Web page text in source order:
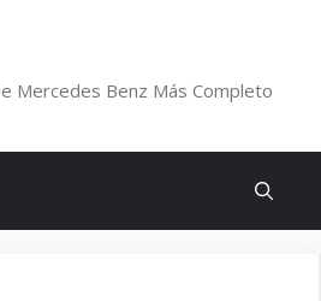
Mercedes Benz Más Completo